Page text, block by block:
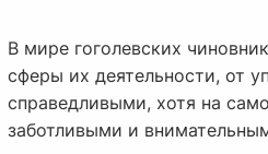
В мире гоголевских
сферы их деятельности, от
справедливыми, хотя на
заботливыми и